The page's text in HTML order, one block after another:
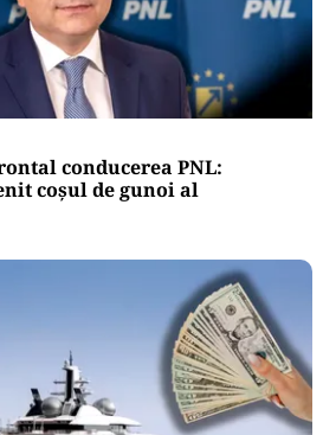
conducerea PNL:
coșul de gunoi al